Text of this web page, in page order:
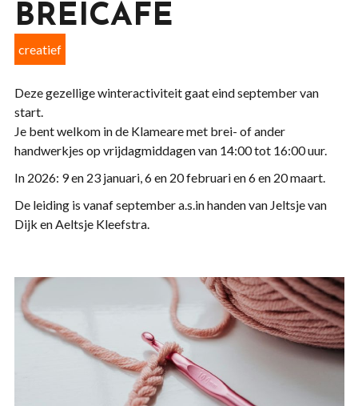
BREICAFÉ
creatief
Deze gezellige winteractiviteit gaat eind september van
start.
Je bent welkom in de Klameare met brei- of ander
handwerkjes op vrijdagmiddagen van 14:00 tot 16:00 uur.
In 2026: 9 en 23 januari, 6 en 20 februari en 6 en 20 maart.
De leiding is vanaf september a.s.in handen van Jeltsje van
Dijk en Aeltsje Kleefstra.